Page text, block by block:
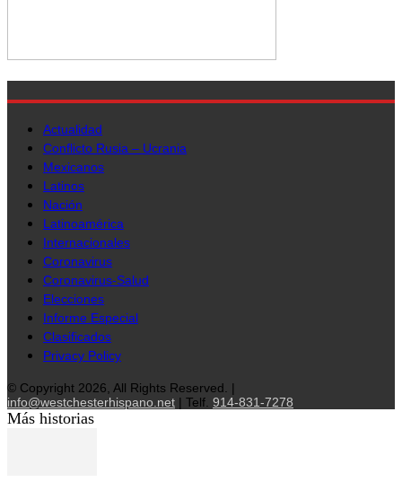
Actualidad
Conflicto Rusia – Ucrania
Mexicanos
Latinos
Nación
Latinoamérica
Internacionales
Coronavirus
Coronavirus-Salud
Elecciones
Informe Especial
Clasificados
Privacy Policy
© Copyright 2026, All Rights Reserved. |
info@westchesterhispano.net | Telf. 914-831-7278
Más historias